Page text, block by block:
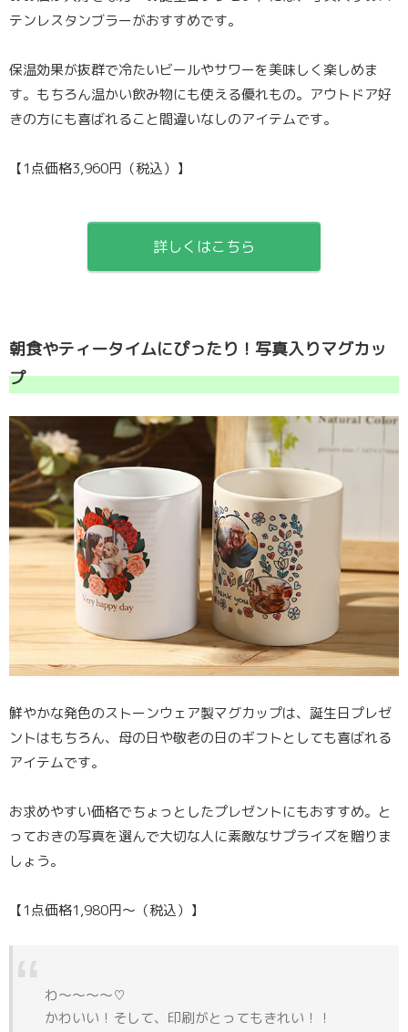
テンレスタンブラーがおすすめです。
保温効果が抜群で冷たいビールやサワーを美味しく楽しめま
す。もちろん温かい飲み物にも使える優れもの。アウトドア好
きの方にも喜ばれること間違いなしのアイテムです。
【1点価格3,960円（税込）】
詳しくはこちら
朝食やティータイムにぴったり！写真入りマグカッ
プ
鮮やかな発色のストーンウェア製マグカップは、誕生日プレゼ
ントはもちろん、母の日や敬老の日のギフトとしても喜ばれる
アイテムです。
お求めやすい価格でちょっとしたプレゼントにもおすすめ。と
っておきの写真を選んで大切な人に素敵なサプライズを贈りま
しょう。
【1点価格1,980円〜（税込）】
わ〜〜〜〜♡
かわいい！そして、印刷がとってもきれい！！